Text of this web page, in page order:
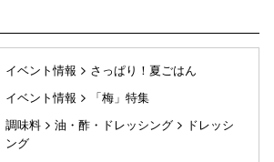
イベント情報
さっぱり！夏ごはん
イベント情報
「梅」特集
調味料
油・酢・ドレッシング
ドレッシ
ング